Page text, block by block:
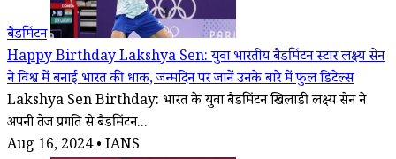
बैडमिंटन
Happy Birthday Lakshya Sen: युवा भारतीय बैडमिंटन स्टार लक्ष्य सेन
ने विश्व में बनाई भारत की धाक, जन्मदिन पर जानें उनके बारे में फुल डिटेल्स
Lakshya Sen Birthday: भारत के युवा बैडमिंटन खिलाड़ी लक्ष्य सेन ने
अपनी तेज प्रगति से बैडमिंटन...
Aug 16, 2024 • IANS